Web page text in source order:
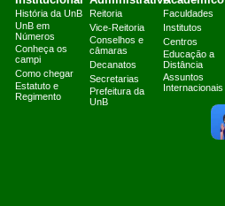
História da UnB
UnB em
Números
Conheça os
campi
Como chegar
Estatuto e
Regimento
Reitoria
Vice-Reitoria
Conselhos e
câmaras
Decanatos
Secretarias
Prefeitura da
UnB
Faculdades
Institutos
Centros
Educação a
Distância
Assuntos
Internacionais